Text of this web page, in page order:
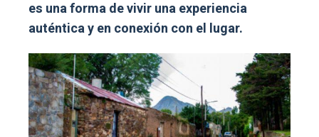
es una forma de vivir una experiencia
auténtica y en conexión con el lugar.